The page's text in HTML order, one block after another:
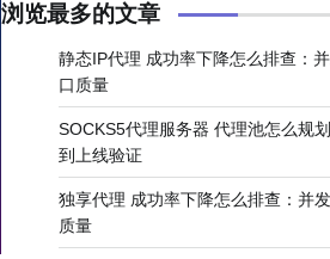
浏览最多的文章
静态IP代理 成功率下降怎么排查：
口质量
SOCKS5代理服务器 代理池怎么规
到上线验证
独享代理 成功率下降怎么排查：并
质量